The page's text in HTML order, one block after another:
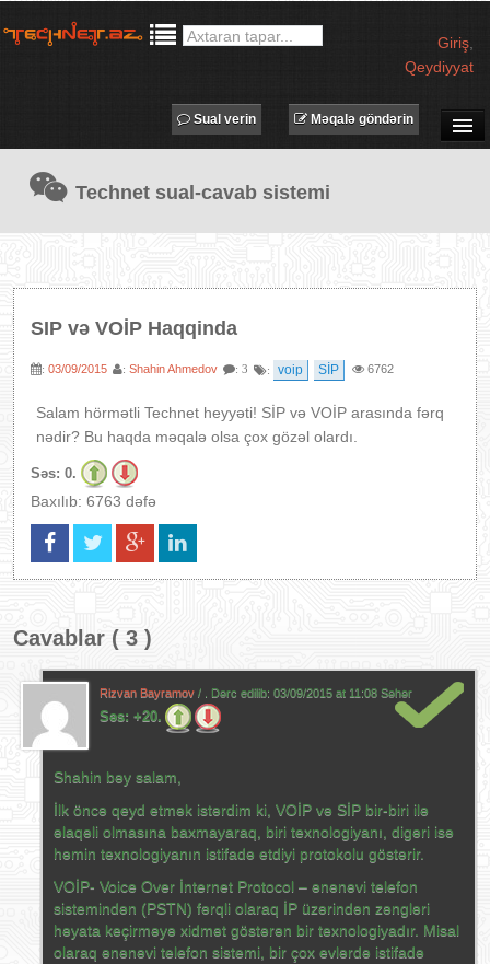
Giriş
Qeydiyyat
TECHNET TV
MƏQALƏLƏR
AVADANLIQLAR
IT LÜĞƏT
XƏBƏRLƏR
Məqalə göndərin
Sual verin
Technet sual-cavab sistemi
SIP və VOİP Haqqinda
: 03/09/2015 : Shahin Ahmedov : 3 : voip SİP 6762
Salam hörmətli Technet heyyəti! SİP və VOİP arasında fərq
nədir? Bu haqda məqalə olsa çox gözəl olardı.
Səs: 0.
Baxılıb: 6763 dəfə
Cavablar ( 3 )
Rizvan Bayramov / . Dərc edilib: 03/09/2015 at 11:08 Səhər
Səs: +20.
Shahin bəy salam,
İlk öncə qeyd etmək istərdim ki, VOİP və SİP bir-biri ilə
əlaqəli olmasına baxmayaraq, biri texnologiyanı, digəri isə
həmin texnologiyanın istifadə etdiyi protokolu göstərir.
VOİP- Voice Over İnternet Protocol – ənənəvi telefon
sistemindən (PSTN) fərqli olaraq İP üzərindən zəngləri
həyata keçirməyə xidmət göstərən bir texnologiyadır. Misal
olaraq ənənəvi telefon sistemi, bir çox evlərdə istifadə